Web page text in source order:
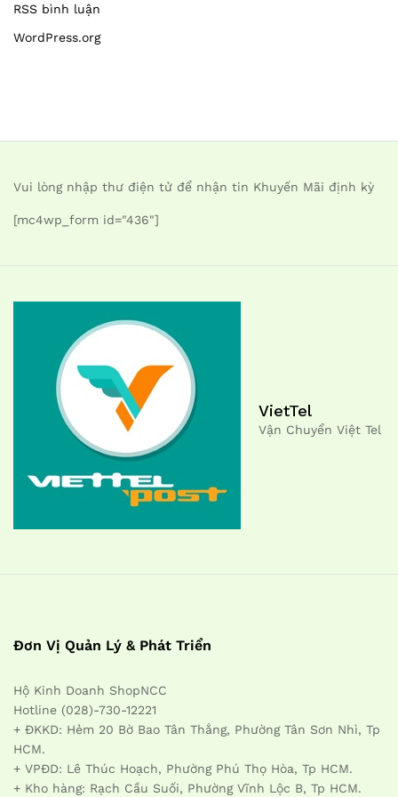
RSS bình luận
WordPress.org
Vui lòng nhập thư điện tử để nhận tin Khuyến Mãi định kỳ
[mc4wp_form id="436"]
VietTel
Vận Chuyển Việt Tel
Đơn Vị Quản Lý & Phát Triển
Hộ Kinh Doanh ShopNCC
Hotline (028)-730-12221
+ ĐKKD: Hẻm 20 Bờ Bao Tân Thắng, Phường Tân Sơn Nhì, Tp
HCM.
+ VPĐD: Lê Thúc Hoạch, Phường Phú Thọ Hòa, Tp HCM.
+ Kho hàng: Rạch Cầu Suối, Phường Vĩnh Lộc B, Tp HCM.